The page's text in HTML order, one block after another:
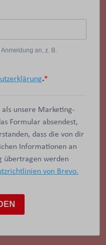
an, z. B.
.
unsere Marketing-
Formular absendest,
dass die von dir
Informationen an
übertragen werden
von Brevo.